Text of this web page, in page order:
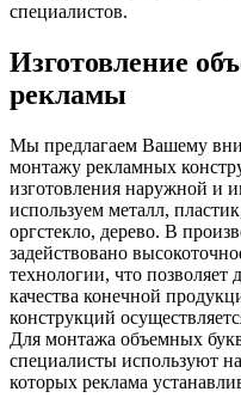
специалистов.
Изготовление
рекламы
Мы предлагаем Вашему
монтажу рекламных
изготовления наружной и
используем металл,
оргстекло, дерево. В
задействовано
технологии, что позволяет
качества конечной
конструкций
Для монтажа объемных
специалисты используют
которых реклама